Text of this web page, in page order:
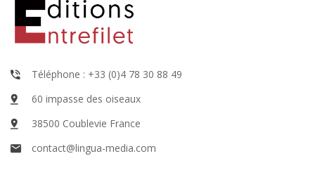
Téléphone : +33 (0)4 78 30 88 49
60 impasse des oiseaux
38500 Coublevie France
contact@lingua-media.com